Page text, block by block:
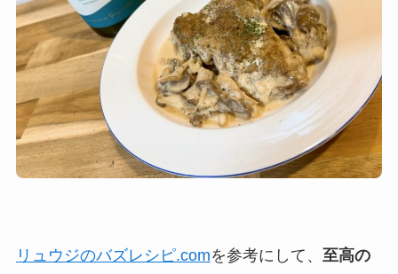
リュウジのバズレシピ.comを参考にして、 至高の